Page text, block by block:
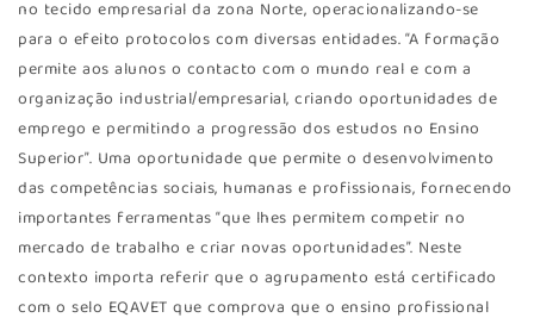
no tecido empresarial da zona Norte, operacionalizando-se
para o efeito protocolos com diversas entidades. “A formação
permite aos alunos o contacto com o mundo real e com a
organização industrial/empresarial, criando oportunidades de
emprego e permitindo a progressão dos estudos no Ensino
Superior”. Uma oportunidade que permite o desenvolvimento
das competências sociais, humanas e profissionais, fornecendo
importantes ferramentas “que lhes permitem competir no
mercado de trabalho e criar novas oportunidades”. Neste
contexto importa referir que o agrupamento está certificado
com o selo EQAVET que comprova que o ensino profissional